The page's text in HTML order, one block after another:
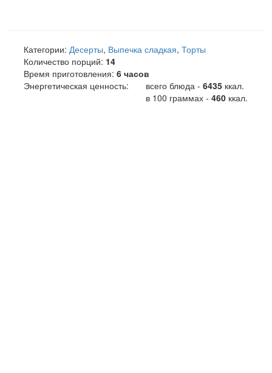
Категории: Десерты, Выпечка сладкая, Торты
Количество порций: 14
Время приготовления: 6 часов
Энергетическая ценность:
всего блюда - 6435 ккал.
в 100 граммах - 460 ккал.